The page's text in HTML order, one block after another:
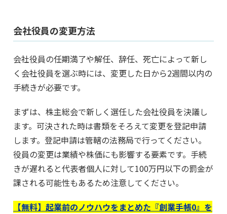
会社役員の変更方法
会社役員の任期満了や解任、辞任、死亡によって新し
く会社役員を選ぶ時には、変更した日から2週間以内の
手続きが必要です。
まずは、株主総会で新しく選任した会社役員を決議し
ます。可決された時は書類をそろえて変更を登記申請
します。登記申請は管轄の法務局で行ってください。
役員の変更は業績や株価にも影響する要素です。手続
きが遅れると代表者個人に対して100万円以下の罰金が
課される可能性もあるため注意してください。
【無料】起業前のノウハウをまとめた『創業手帳0』を